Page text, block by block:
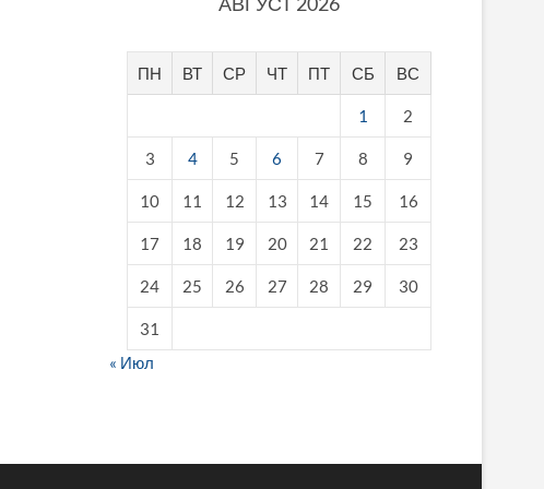
ПН ВТ СР ЧТ ПТ СБ ВС
1 2
3 4 5 6 7 8 9
10 11 12 13 14 15 16
17 18 19 20 21 22 23
24 25 26 27 28 29 30
31
« Июл